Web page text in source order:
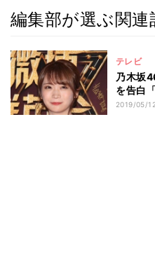
編集部が選ぶ関連
テレビ
乃木坂
を告白
2019/05/